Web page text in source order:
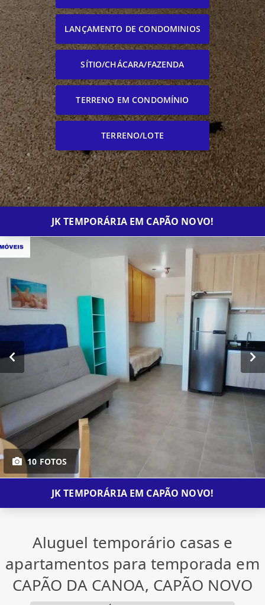
LANÇAMENTO DE CONDOMINIOS
SÍTIO/CHÁCARA/FAZENDA
TERRENO EM CONDOMÍNIO
TERRENO/LOTE
JK TEMPORÁRIA EM CAPÃO NOVO!
10 FOTOS
JK TEMPORÁRIA EM CAPÃO NOVO!
Aluguel temporário casas e
apartamentos para temporada em
CAPÃO DA CANOA, CAPÃO NOVO